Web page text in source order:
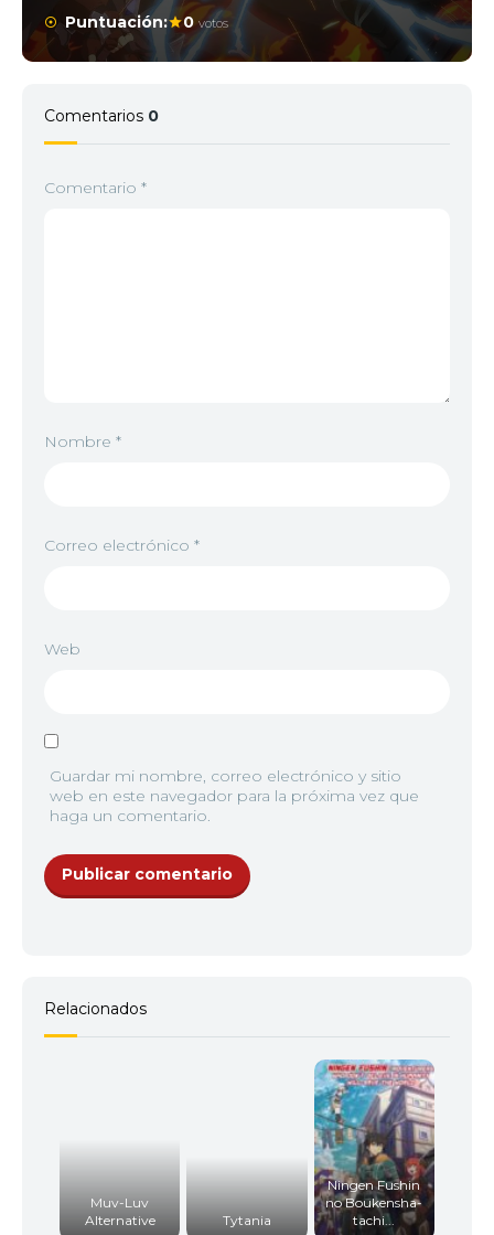
Puntuación:
0 votos
Comentarios 0
Comentario *
Nombre *
Correo electrónico *
Web
Guardar mi nombre, correo electrónico y sitio
web en este navegador para la próxima vez que
haga un comentario.
Relacionados
Muv-Luv
Alternative
Tytania
Ningen Fushin
no Boukensha-
tachi...